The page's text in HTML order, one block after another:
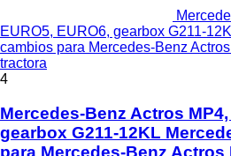
EURO5, EURO6, gearbox G211-
cambios para Mercedes-Benz
tractora
4
Mercedes-Benz Actros MP4,
gearbox G211-12KL
para Mercedes-Benz Actros